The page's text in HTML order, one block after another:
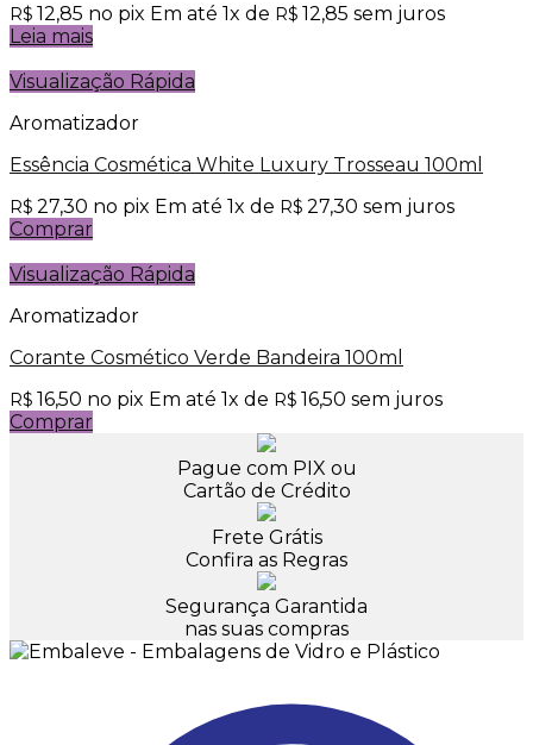
R$ 12,85 no pix Em até 1x de R$ 12,85 sem juros
Leia mais
Visualização Rápida
Aromatizador
Essência Cosmética White Luxury Trosseau 100ml
R$ 27,30 no pix Em até 1x de R$ 27,30 sem juros
Comprar
Visualização Rápida
Aromatizador
Corante Cosmético Verde Bandeira 100ml
R$ 16,50 no pix Em até 1x de R$ 16,50 sem juros
Comprar
Pague com PIX ou
Cartão de Crédito
Frete Grátis
Confira as Regras
Segurança Garantida
nas suas compras